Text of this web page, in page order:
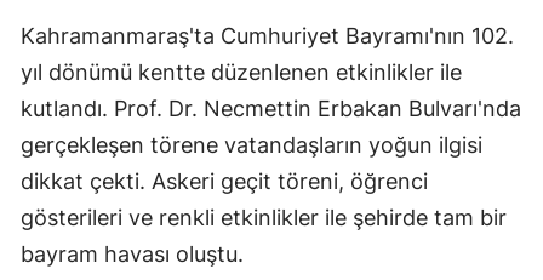
Kahramanmaraş'ta Cumhuriyet Bayramı'nın 102.
yıl dönümü kentte düzenlenen etkinlikler ile
kutlandı. Prof. Dr. Necmettin Erbakan Bulvarı'nda
gerçekleşen törene vatandaşların yoğun ilgisi
dikkat çekti. Askeri geçit töreni, öğrenci
gösterileri ve renkli etkinlikler ile şehirde tam bir
bayram havası oluştu.